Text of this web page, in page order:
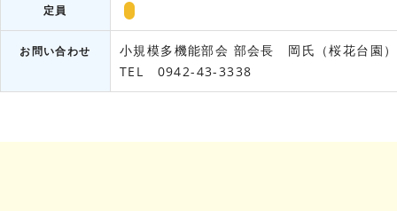
定員
お問い合わせ 小規模多機能部会 部会長 岡氏（桜花台
TEL 0942-43-3338